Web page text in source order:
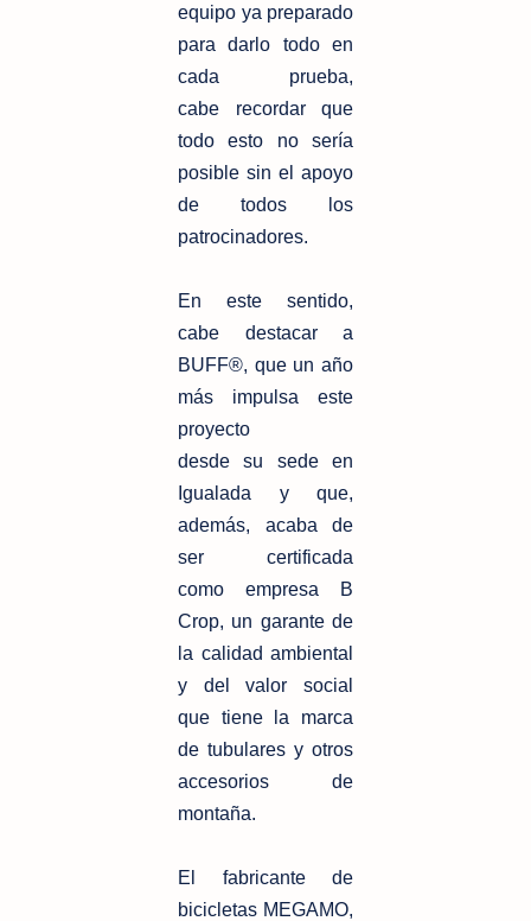
equipo ya preparado
para darlo todo en
cada prueba,
cabe recordar que
todo esto no sería
posible sin el apoyo
de todos los
patrocinadores.
En este sentido,
cabe destacar a
BUFF®, que un año
más impulsa este
proyecto
desde su sede en
Igualada y que,
además, acaba de
ser certificada
como empresa B
Crop, un garante de
la calidad ambiental
y del valor social
que tiene
la marca
de tubulares y otros
accesorios de
montaña.
El fabricante de
bicicletas MEGAMO,